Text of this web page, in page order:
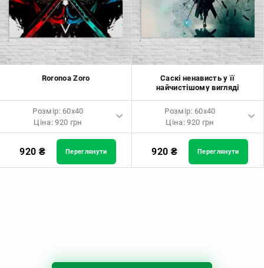
Roronoa Zoro
Розмір: 60x40
Ціна: 920 грн
Розмір: 60x40 Ціна: 920 грн
920 ₴ Переглянути
Саскі ненависть у її
найчистішому вигляді
Розмір: 60x40
Ціна: 920 грн
Розмір: 60x40 Ціна: 920 грн
920 ₴ Переглянути